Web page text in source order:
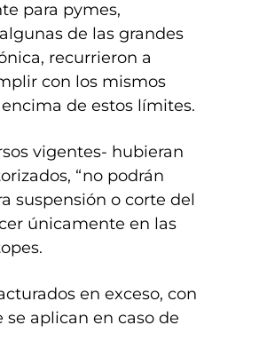
para pymes,
de las grandes
recurrieron a
con los mismos
de estos límites.
vigentes- hubieran
“no podrán
suspensión o corte del
únicamente en las
en exceso, con
aplican en caso de